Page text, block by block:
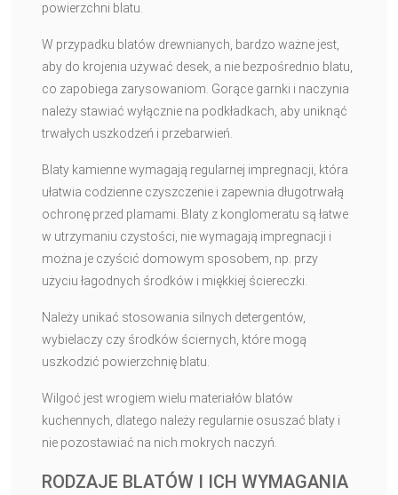
powierzchni blatu.
W przypadku blatów drewnianych, bardzo ważne jest,
aby do krojenia używać desek, a nie bezpośrednio blatu,
co zapobiega zarysowaniom. Gorące garnki i naczynia
należy stawiać wyłącznie na podkładkach, aby uniknąć
trwałych uszkodzeń i przebarwień.
Blaty kamienne wymagają regularnej impregnacji, która
ułatwia codzienne czyszczenie i zapewnia długotrwałą
ochronę przed plamami. Blaty z konglomeratu są łatwe
w utrzymaniu czystości, nie wymagają impregnacji i
można je czyścić domowym sposobem, np. przy
użyciu łagodnych środków i miękkiej ściereczki.
Należy unikać stosowania silnych detergentów,
wybielaczy czy środków ściernych, które mogą
uszkodzić powierzchnię blatu.
Wilgoć jest wrogiem wielu materiałów blatów
kuchennych, dlatego należy regularnie osuszać blaty i
nie pozostawiać na nich mokrych naczyń.
RODZAJE BLATÓW I ICH WYMAGANIA